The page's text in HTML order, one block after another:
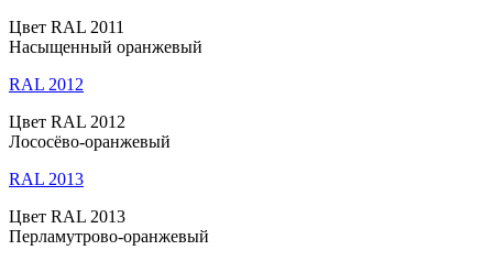
Цвет RAL 2011
Насыщенный оранжевый
RAL 2012
Цвет RAL 2012
Лососёво-оранжевый
RAL 2013
Цвет RAL 2013
Перламутрово-оранжевый